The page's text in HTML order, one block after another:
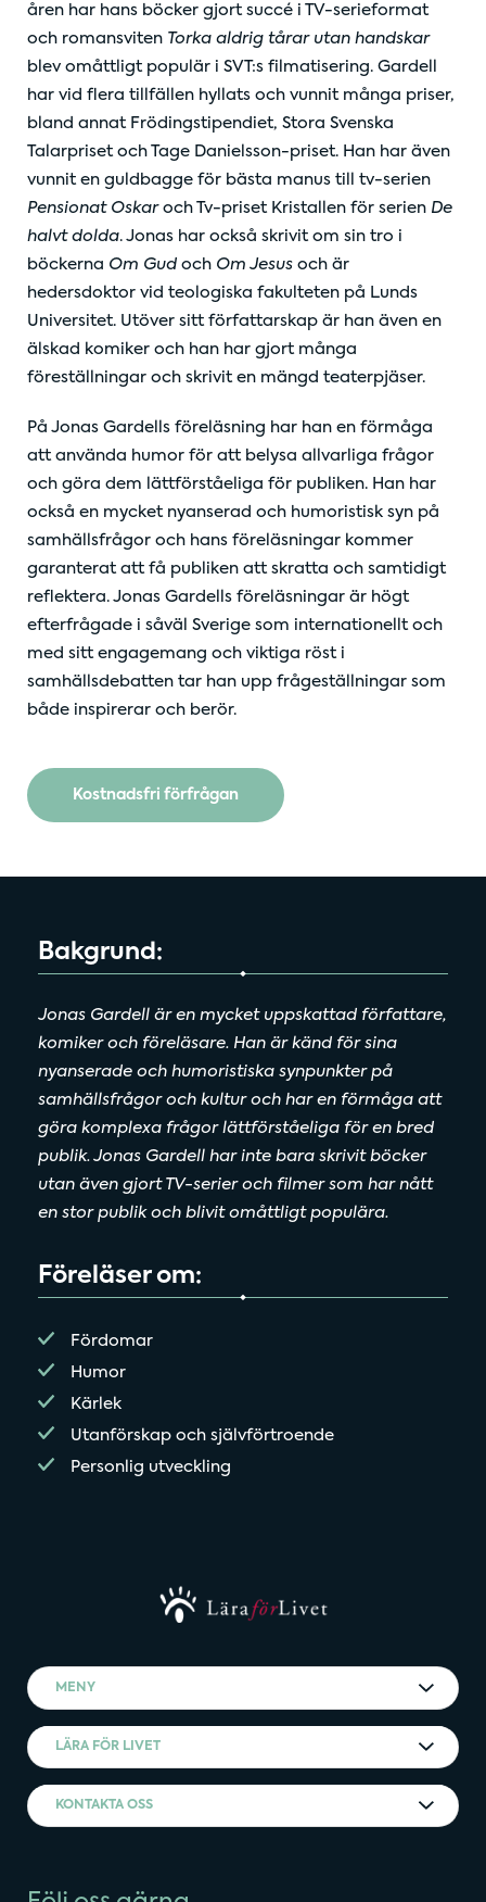
Bakgrund:
Jonas Gardell är en mycket uppskattad författare,
komiker och föreläsare. Han är känd för sina
nyanserade och humoristiska synpunkter på
samhällsfrågor och kultur och har en förmåga att
göra komplexa frågor lättförståeliga för en bred
publik. Jonas Gardell har inte bara skrivit böcker
utan även gjort TV-serier och filmer som har nått
en stor publik och blivit omåttligt populära.
Föreläser om:
Fördomar
Humor
Kärlek
Utanförskap och självförtroende
Personlig utveckling
åren har hans böcker gjort succé i TV-serieformat
och romansviten Torka aldrig tårar utan handskar
blev omåttligt populär i SVT:s filmatisering. Gardell
har vid flera tillfällen hyllats och vunnit många priser,
bland annat Frödingstipendiet, Stora Svenska
Talarpriset och Tage Danielsson-priset. Han har även
vunnit en guldbagge för bästa manus till tv-serien
Pensionat Oskaroch Tv-priset Kristallen för serien De
halvt dolda. Jonas har också skrivit om sin tro i
böckerna Om Gud och Om Jesus och är
hedersdoktor vid teologiska fakulteten på Lunds
Universitet. Utöver sitt författarskap är han även en
älskad komiker och han har gjort många
föreställningar och skrivit en mängd teaterpjäser.
På Jonas Gardells föreläsning har han en förmåga
att använda humor för att belysa allvarliga frågor
och göra dem lättförståeliga för publiken. Han har
också en mycket nyanserad och humoristisk syn på
samhällsfrågor och hans föreläsningar kommer
garanterat att få publiken att skratta och samtidigt
reflektera. Jonas Gardells föreläsningar är högt
efterfrågade i såväl Sverige som internationellt och
med sitt engagemang och viktiga röst i
samhällsdebatten tar han upp frågeställningar som
både inspirerar och berör.
Kostnadsfri förfrågan
MENY
LÄRA FÖR LIVET
KONTAKTA OSS